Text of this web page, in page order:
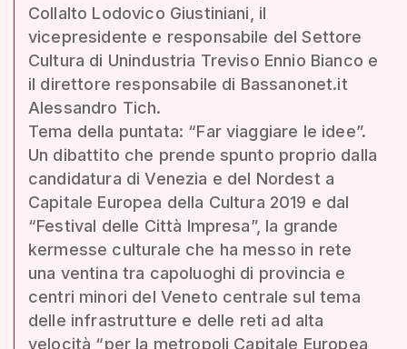
Collalto Lodovico Giustiniani, il
vicepresidente e responsabile del Settore
Cultura di Unindustria Treviso Ennio Bianco e
il direttore responsabile di Bassanonet.it
Alessandro Tich.
Tema della puntata: “Far viaggiare le idee”.
Un dibattito che prende spunto proprio dalla
candidatura di Venezia e del Nordest a
Capitale Europea della Cultura 2019 e dal
“Festival delle Città Impresa”, la grande
kermesse culturale che ha messo in rete
una ventina tra capoluoghi di provincia e
centri minori del Veneto centrale sul tema
delle infrastrutture e delle reti ad alta
velocità “per la metropoli Capitale Europea